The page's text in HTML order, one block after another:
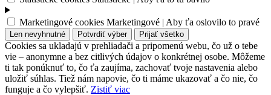
Marketingové cookies Marketingové | Aby ťa oslovilo to pravé
Len nevyhnutné Potvrdiť výber Prijať všetko
Cookies sa ukladajú v prehliadači a pripomenú webu, čo už o tebe
vie – anonymne a bez citlivých údajov o konkrétnej osobe. Môžeme
ti tak ponúknuť to, čo ťa zaujíma, zachovať tvoje nastavenia alebo
uložiť súhlas. Tiež nám napovie, čo ti máme ukazovať a čo nie, čo
funguje a čo vylepšiť. Zistiť viac